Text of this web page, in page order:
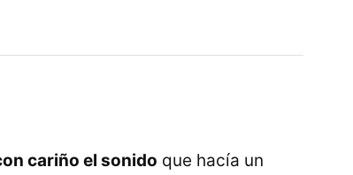
cariño el sonido que hacía un